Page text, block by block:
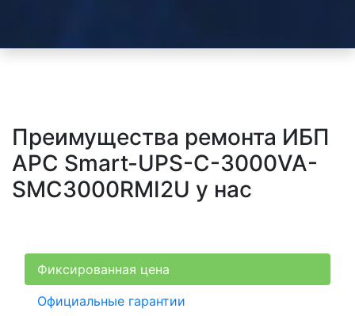
Преимущества ремонта ИБП
APC Smart-UPS-C-3000VA-
SMC3000RMI2U у нас
Фиксированная цена
Официальные гарантии